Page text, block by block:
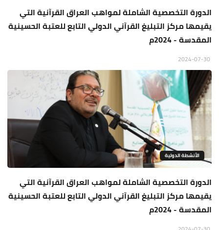
الدورة التخصصية الشاملة لمواهب العراق القرآنية التي
يقيمها مركز التبليغ القرآني الدولي التابع للعتبة الحسينية
المقدسة - 2024م
الأنشطة الدولية
الدورة التخصصية الشاملة لمواهب العراق القرآنية التي
يقيمها مركز التبليغ القرآني الدولي التابع للعتبة الحسينية
المقدسة - 2024م